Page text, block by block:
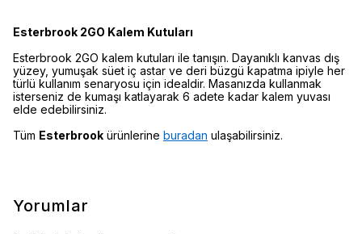
Esterbrook 2GO Kalem Kutuları
Esterbrook 2GO kalem kutuları ile tanışın. Dayanıklı kanvas dış
yüzey, yumuşak süet iç astar ve deri büzgü kapatma ipiyle her
türlü kullanım senaryosu için idealdir. Masanızda kullanmak
isterseniz de kumaşı katlayarak 6 adete kadar kalem yuvası
elde edebilirsiniz.
Tüm Esterbrook ürünlerine buradan ulaşabilirsiniz.
Yorumlar